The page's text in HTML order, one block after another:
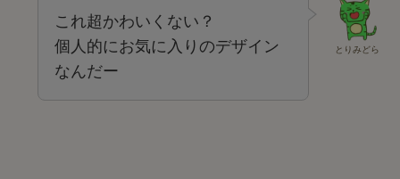
とりみどら
これ超かわいくない？
個人的にお気に入りのデザイン
なんだー